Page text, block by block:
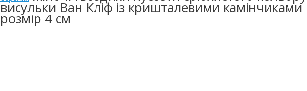
висульки Ван Кліф із кришталевими камінчиками
розмір 4 см